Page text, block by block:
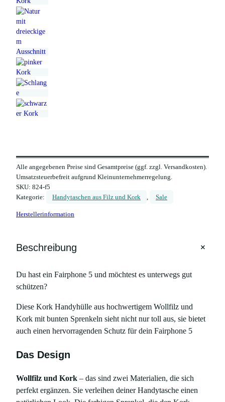
Alle angegebenen Preise sind Gesamtpreise (ggf. zzgl. Versandkosten).
Umsatzsteuerbefreit aufgrund Kleinunternehmerregelung.
SKU: 824-f5
Kategorie:
Handytaschen aus Filz und Kork , Sale
Herstellerinformation
Beschreibung +
Du hast ein Fairphone 5 und möchtest es unterwegs gut
schützen?
Diese Kork Handyhülle aus hochwertigem Wollfilz und
Kork mit bunten Sprenkeln sieht nicht nur toll aus, sie bietet
auch einen hervorragenden Schutz für dein Fairphone 5
Das Design
Wollfilz und Kork – das sind zwei Materialien, die sich
perfekt ergänzen. Sie verleihen deiner Handytasche einen